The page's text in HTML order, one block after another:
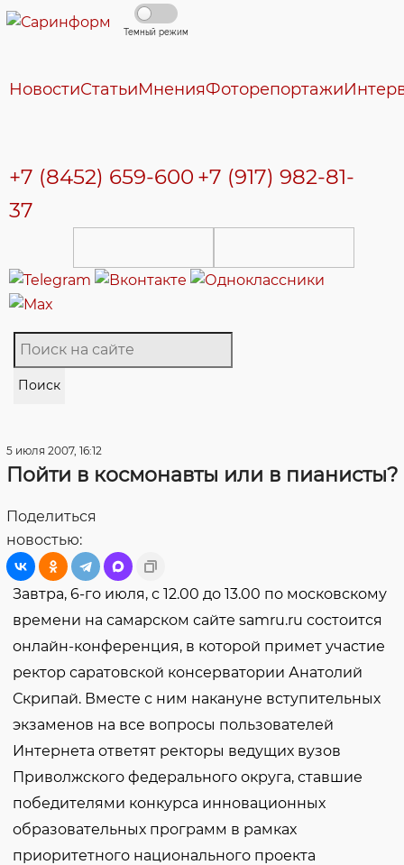
Темный режим
НовостиСтатьиМненияФоторепортажи
+7 (8452) 659-600 +7 (917) 982-81-
37
Поиск
5 июля 2007, 16:12
Пойти в космонавты или в пианисты?
Поделиться
новостью:
Завтра, 6-го июля, с 12.00 до 13.00 по московскому
времени на самарском сайте samru.ru состоится
онлайн-конференция, в которой примет участие
ректор саратовской консерватории Анатолий
Скрипай. Вместе с ним накануне вступительных
экзаменов на все вопросы пользователей
Интернета ответят ректоры ведущих вузов
Приволжского федерального округа, ставшие
победителями конкурса инновационных
образовательных программ в рамках
приоритетного национального проекта